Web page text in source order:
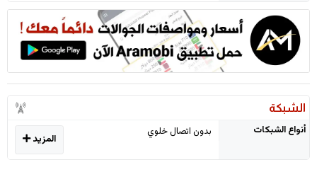
الشبكة
أنواع الشبكات بدون اتصال خلوي
المزيد